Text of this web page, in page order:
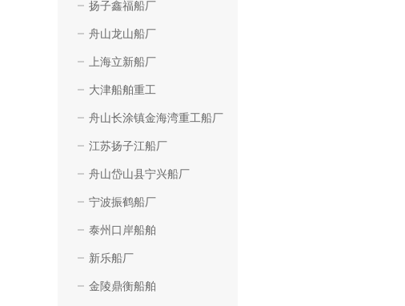
扬子鑫福船厂
舟山龙山船厂
上海立新船厂
大津船舶重工
舟山长涂镇金海湾重工船厂
江苏扬子江船厂
舟山岱山县宁兴船厂
宁波振鹤船厂
泰州口岸船舶
新乐船厂
金陵鼎衡船舶